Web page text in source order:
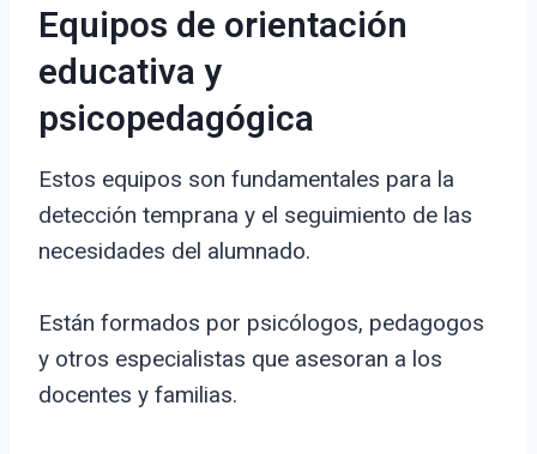
Equipos de orientación
educativa y
psicopedagógica
Estos equipos son fundamentales para la
detección temprana y el seguimiento de las
necesidades del alumnado.
Están formados por psicólogos, pedagogos
y otros especialistas que asesoran a los
docentes y familias.